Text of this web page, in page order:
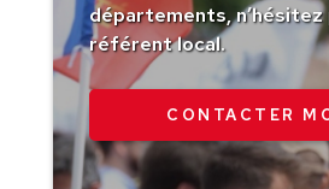
départements,
référent local.
CONTACTER